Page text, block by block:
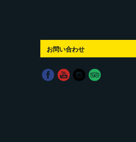
お問い合わせ